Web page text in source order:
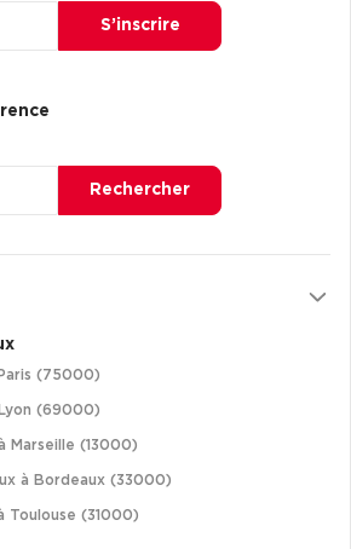
sur-Seine
Ouen
Billancourt
S’inscrire
Rechercher
(75000)
(69000)
Marseille (13000)
à Bordeaux (33000)
Toulouse (31000)